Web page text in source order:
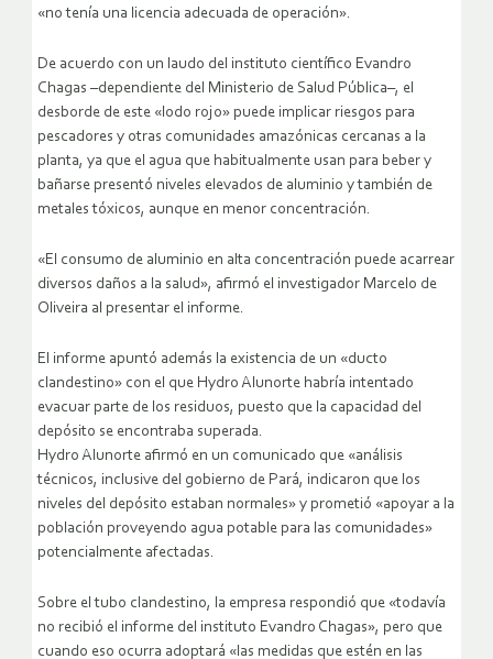
«no tenía una licencia adecuada de operación».
De acuerdo con un laudo del instituto científico Evandro
Chagas –dependiente del Ministerio de Salud Pública–, el
desborde de este «lodo rojo» puede implicar riesgos para
pescadores y otras comunidades amazónicas cercanas a la
planta, ya que el agua que habitualmente usan para beber y
bañarse presentó niveles elevados de aluminio y también de
metales tóxicos, aunque en menor concentración.
«El consumo de aluminio en alta concentración puede acarrear
diversos daños a la salud», afirmó el investigador Marcelo de
Oliveira al presentar el informe.
El informe apuntó además la existencia de un «ducto
clandestino» con el que Hydro Alunorte habría intentado
evacuar parte de los residuos, puesto que la capacidad del
depósito se encontraba superada.
Hydro Alunorte afirmó en un comunicado que «análisis
técnicos, inclusive del gobierno de Pará, indicaron que los
niveles del depósito estaban normales» y prometió «apoyar a la
población proveyendo agua potable para las comunidades»
potencialmente afectadas.
Sobre el tubo clandestino, la empresa respondió que «todavía
no recibió el informe del instituto Evandro Chagas», pero que
cuando eso ocurra adoptará «las medidas que estén en las